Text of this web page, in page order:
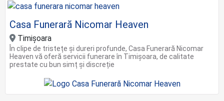
Casa Funerară Nicomar Heaven
Timişoara
În clipe de tristețe și dureri profunde, Casa Funerară Nicomar
Heaven vă oferă servicii funerare în Timișoara, de calitate
prestate cu bun simț și discreție